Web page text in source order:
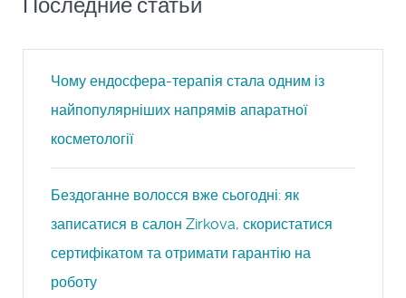
Последние статьи
Чому ендосфера-терапія стала одним із
найпопулярніших напрямів апаратної
косметології
Бездоганне волосся вже сьогодні: як
записатися в салон Zirkova, скористатися
сертифікатом та отримати гарантію на
роботу